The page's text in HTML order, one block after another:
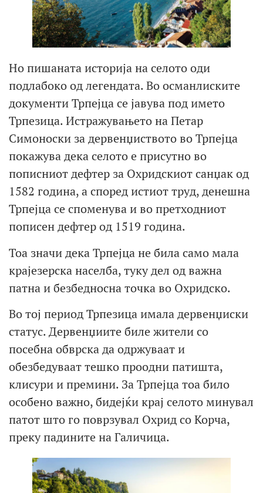
Но пишаната историја на селото оди
подлабоко од легендата. Во османлиските
документи Трпејца се јавува под името
Трпезица. Истражувањето на Петар
Симоноски за дервенџиството во Трпејца
покажува дека селото е присутно во
пописниот дефтер за Охридскиот санџак од
1582 година, а според истиот труд, денешна
Трпејца се споменува и во претходниот
пописен дефтер од 1519 година.
Тоа значи дека Трпејца не била само мала
крајезерска населба, туку дел од важна
патна и безбедносна точка во Охридско.
Во тој период Трпезица имала дервенџиски
статус. Дервенџиите биле жители со
посебна обврска да одржуваат и
обезбедуваат тешко проодни патишта,
клисури и премини. За Трпејца тоа било
особено важно, бидејќи крај селото минувал
патот што го поврзувал Охрид со Корча,
преку падините на Галичица.